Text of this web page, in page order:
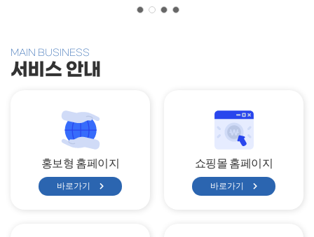
MAIN BUSINESS
서비스 안내
홍보형 홈페이지
바로가기
쇼핑몰 홈페이지
바로가기